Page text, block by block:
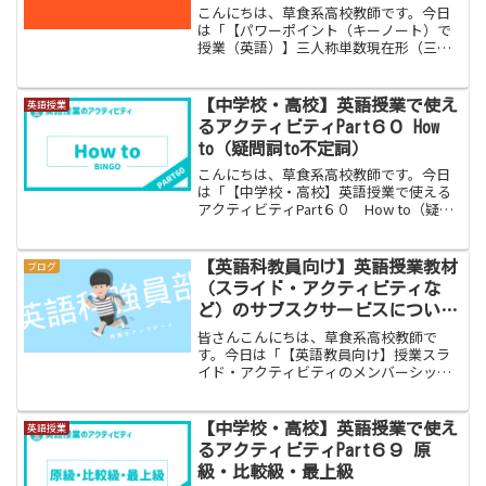
こんにちは、草食系高校教師です。今日
は「【パワーポイント（キーノート）で
授業（英語）】三人称単数現在形（三単
されています。そして、タブレットの画
面を映し出せるプロジェク...
英語授業
【中学校・高校】英語授業で使え
るアクティビティPart６０ How
to（疑問詞to不定詞）
こんにちは、草食系高校教師です。今日
は「【中学校・高校】英語授業で使える
アクティビティPart６０ How to（疑問
詞」は中学校３年生の２学期あたりに行
う単元...
ブログ
【英語科教員向け】英語授業教材
（スライド・アクティビティな
ど）のサブスクサービスについ
て
皆さんこんにちは、草食系高校教師で
す。今日は「【英語教員向け】授業スラ
イド・アクティビティのメンバーシップ
以上の授業教材（文法項目別授業スライ
ドや文法項目別授業アクティ...
英語授業
【中学校・高校】英語授業で使え
るアクティビティPart６９ 原
級・比較級・最上級